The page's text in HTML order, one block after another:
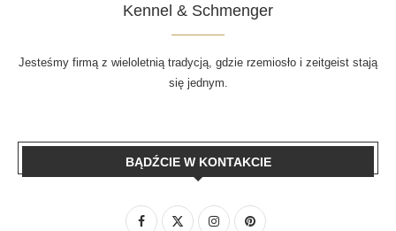
Kennel & Schmenger
Jesteśmy firmą z wieloletnią tradycją, gdzie rzemiosło i zeitgeist stają
się jednym.
BĄDŹCIE W KONTAKCIE